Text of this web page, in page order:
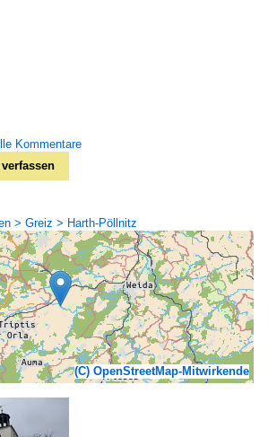
Kommentare
> Greiz > Harth-Pöllnitz
(C) OpenStreetMap-Mitwirkende